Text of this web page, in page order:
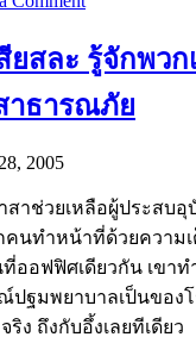
ยสละ รู้จักพว
าธารณภัย
2005
าช่วยเหลือผู้ประสบอุ
นทำหน้าที่ด้วยความเ
ออฟฟิศเดียวกัน เขา
ปฐมพยาบาลเป็นของ
ริง ถึงกับอึ้งเลยทีเดีย